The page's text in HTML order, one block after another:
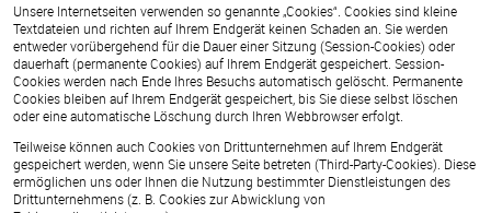
Unsere Internetseiten verwenden so genannte „Cookies“. Cookies sind kleine
Textdateien und richten auf Ihrem Endgerät keinen Schaden an. Sie werden
entweder vorübergehend für die Dauer einer Sitzung (Session-Cookies) oder
dauerhaft (permanente Cookies) auf Ihrem Endgerät gespeichert. Session-
Cookies werden nach Ende Ihres Besuchs automatisch gelöscht. Permanente
Cookies bleiben auf Ihrem Endgerät gespeichert, bis Sie diese selbst löschen
oder eine automatische Löschung durch Ihren Webbrowser erfolgt.
Teilweise können auch Cookies von Drittunternehmen auf Ihrem Endgerät
gespeichert werden, wenn Sie unsere Seite betreten (Third-Party-Cookies). Diese
ermöglichen uns oder Ihnen die Nutzung bestimmter Dienstleistungen des
Drittunternehmens (z. B. Cookies zur Abwicklung von